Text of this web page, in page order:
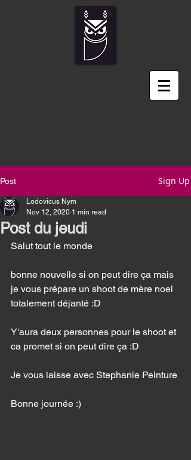
Post Sign Up
Post du jeudi
Lodovicus Nym
Nov 12, 2020 1 min read
Salut tout le monde
bonne nouvelle si on peut dire ça mais
je vous prépare un shoot de mère noel
totalement déjanté :D
Y'aura deux personnes pour le shoot et
ca promet si on peut dire ça :D
Je vous laisse avec Stephanie Peinture
Bonne journée :)